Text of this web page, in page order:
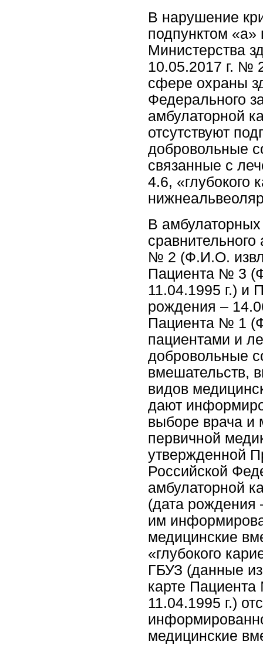
В нарушение
подпунктом
Министерства
10.05.2017 г. №
сфере охраны
Федерального
амбулаторной
отсутствуют
добровольные
связанные с
4.6, «глубокого
В
№ 2 (Ф.И.О.
Пациента № 3
11.04.1995 г.)
рождения –
Пациента № 1
пациентами и
добровольные
вмешательств,
видов
дают
выборе врача и
первичной
утвержденной
Российской
амбулаторной
(дата рождения
им
медицинские
«глубокого
ГБУЗ (данные
карте
11.04.1995 г.)
медицинские